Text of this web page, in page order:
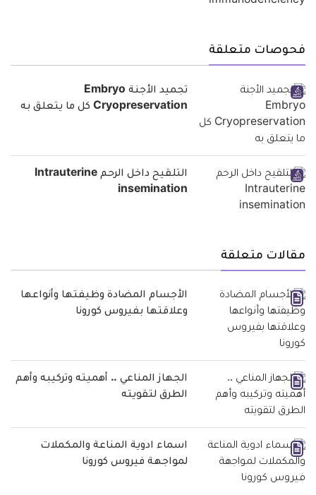
فحوصات متعلقة
تجميد الأجنة Embryo
Cryopreservation كل ما يتعلق به
التلقيح داخل الرحم Intrauterine
insemination
مقالات متعلقة
الأجسام المضادة وظيفتها وأنواعها
وعلاقتها بفيروس كورونا
الجهاز المناعي .. أهميته وتركيبه وأهم
الطرق لتقويته
اسماء ادوية المناعة والمكملات
لمواجهة فيروس كورونا